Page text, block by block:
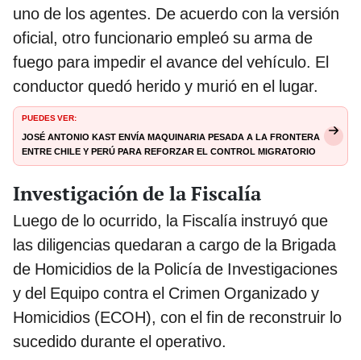
uno de los agentes. De acuerdo con la versión
oficial, otro funcionario empleó su arma de
fuego para impedir el avance del vehículo. El
conductor quedó herido y murió en el lugar.
PUEDES VER:
José Antonio Kast envía maquinaria pesada a la frontera
entre Chile y Perú para reforzar el control migratorio
Investigación de la Fiscalía
Luego de lo ocurrido, la Fiscalía instruyó que
las diligencias quedaran a cargo de la Brigada
de Homicidios de la Policía de Investigaciones
y del Equipo contra el Crimen Organizado y
Homicidios (ECOH), con el fin de reconstruir lo
sucedido durante el operativo.